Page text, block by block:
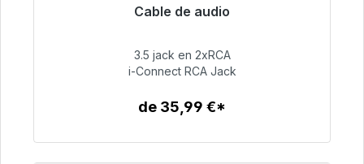
Cable de audio
Listo para envío inmediato, plazo de entrega
51,99 €
3.5 jack en 2xRCA
i-Connect RCA Jack
de 35,99 €*